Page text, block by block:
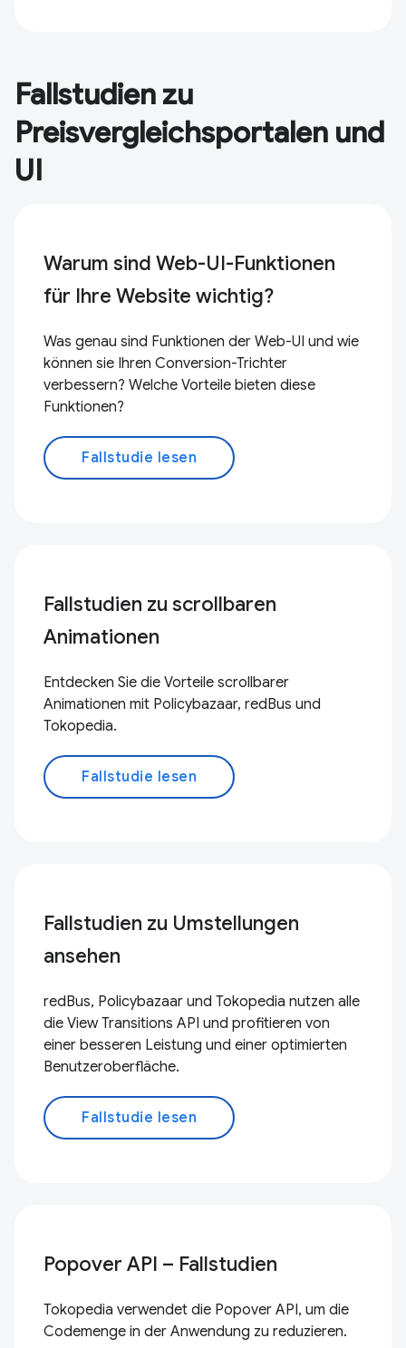
Fallstudien zu
Preisvergleichsportalen und
UI
Warum sind Web-UI-Funktionen
für Ihre Website wichtig?
Was genau sind Funktionen der Web-UI und wie
können sie Ihren Conversion-Trichter
verbessern? Welche Vorteile bieten diese
Funktionen?
Fallstudie lesen
Fallstudien zu scrollbaren
Animationen
Entdecken Sie die Vorteile scrollbarer
Animationen mit Policybazaar, redBus und
Tokopedia.
Fallstudie lesen
Fallstudien zu Umstellungen
ansehen
redBus, Policybazaar und Tokopedia nutzen alle
die View Transitions API und profitieren von
einer besseren Leistung und einer optimierten
Benutzeroberfläche.
Fallstudie lesen
Popover API – Fallstudien
Tokopedia verwendet die Popover API, um die
Codemenge in der Anwendung zu reduzieren.